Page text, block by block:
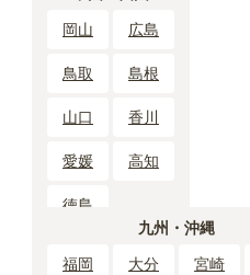
岡山 広島
鳥取 島根
山口 香川
愛媛 高知
徳島
九州・沖縄
福岡 大分 宮崎